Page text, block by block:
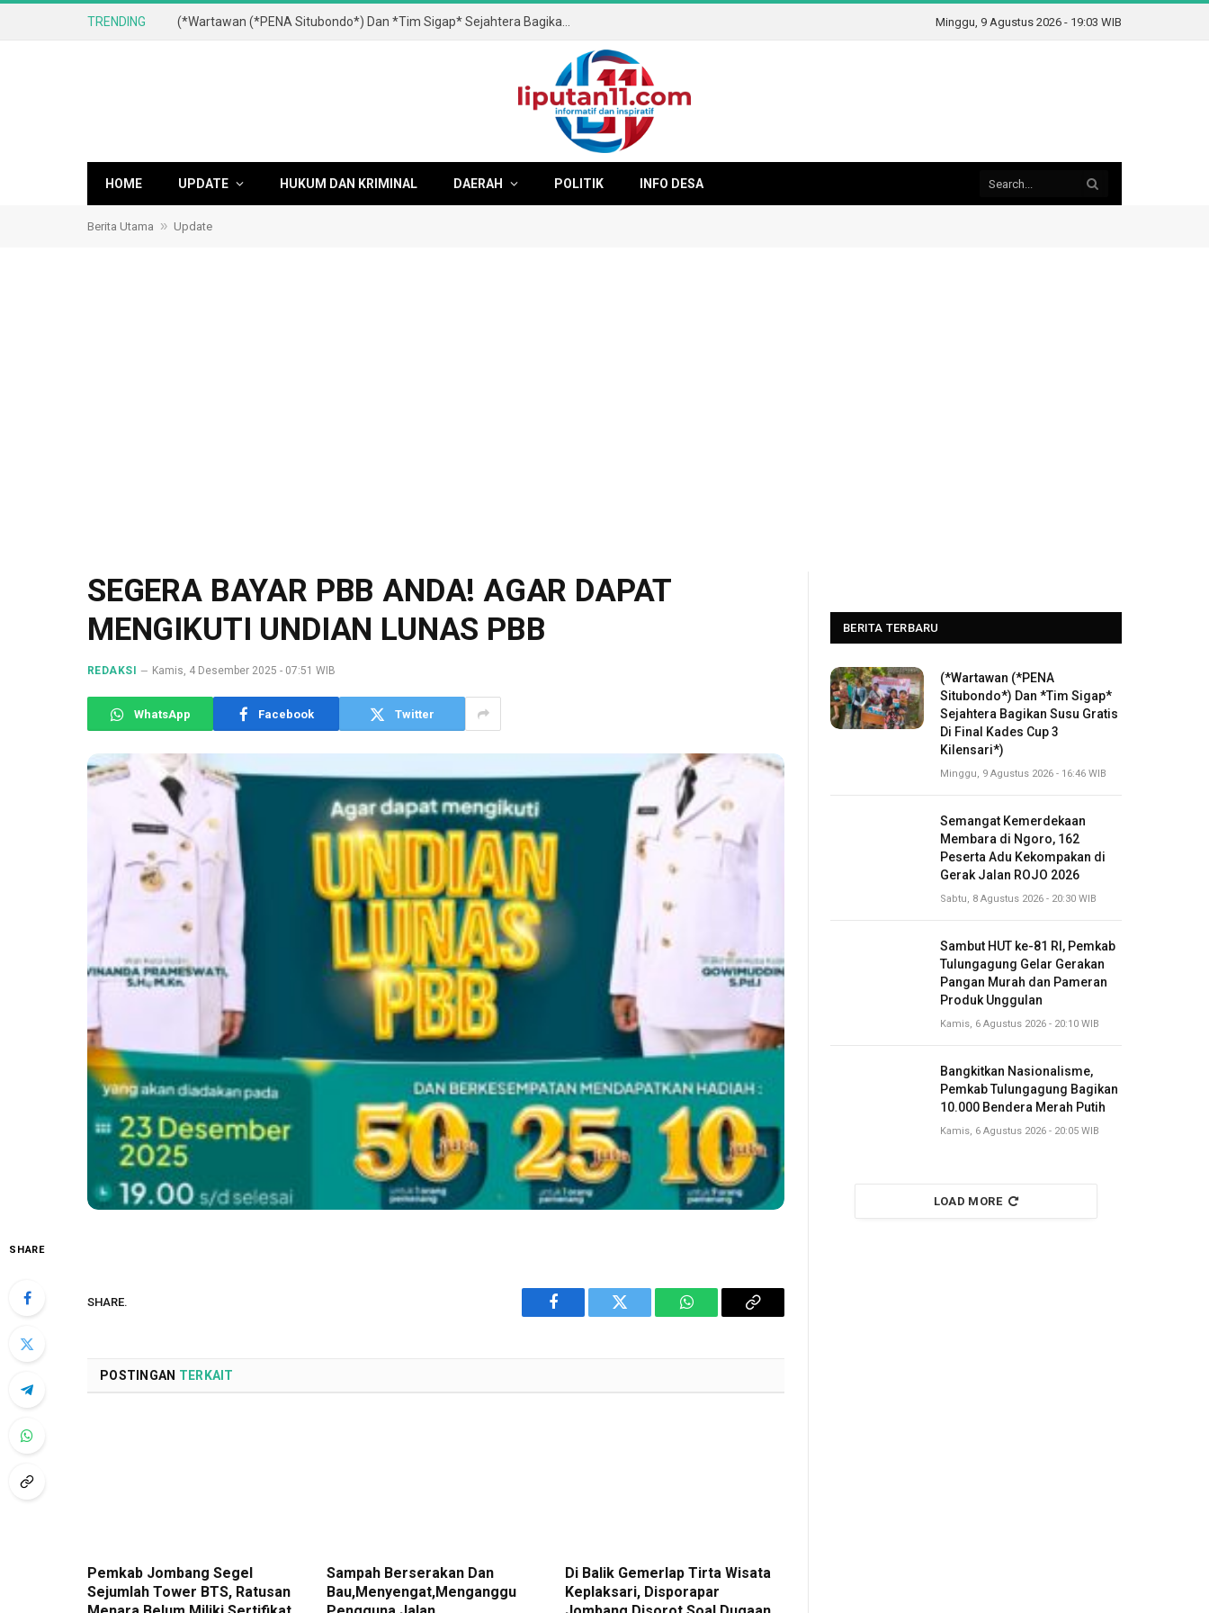
TRENDING Minggu, 9 Agustus 2026 - 19:03 WIB
HOME UPDATE HUKUM DAN KRIMINAL DAERAH POLITIK INFO DESA
Berita Utama » Update
SEGERA BAYAR PBB ANDA! AGAR DAPAT
MENGIKUTI UNDIAN LUNAS PBB
REDAKSI Kamis, 4 Desember 2025 - 07:51 WIB
WhatsApp Facebook Twitter
SHARE
SHARE.
Facebook Twitter WhatsAppCopy
POSTINGAN TERKAIT
Pemkab Jombang Segel
Sejumlah Tower BTS, Ratusan
Sampah Berserakan Dan
Bau,Menyengat,Menganggu
Di Balik Gemerlap Tirta Wisata
Keplaksari, Disporapar
BERITA TERBARU
(*Wartawan (*PENA
Situbondo*) Dan *Tim Sigap*
Sejahtera Bagikan Susu Gratis
Di Final Kades Cup 3
Kilensari*)
Minggu, 9 Agustus 2026 - 16:46 WIB
Semangat Kemerdekaan
Membara di Ngoro, 162
Peserta Adu Kekompakan di
Gerak Jalan ROJO 2026
Sabtu, 8 Agustus 2026 - 20:30 WIB
Sambut HUT ke-81 RI, Pemkab
Tulungagung Gelar Gerakan
Pangan Murah dan Pameran
Produk Unggulan
Kamis, 6 Agustus 2026 - 20:10 WIB
Bangkitkan Nasionalisme,
Pemkab Tulungagung Bagikan
10.000 Bendera Merah Putih
Kamis, 6 Agustus 2026 - 20:05 WIB
LOAD MORE